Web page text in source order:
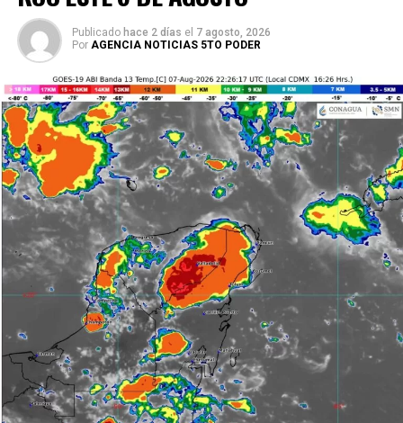
Publicado hace 2 días el 7 agosto, 2026
Por AGENCIA NOTICIAS 5TO PODER